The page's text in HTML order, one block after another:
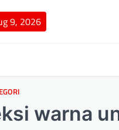
9, 2026
warna